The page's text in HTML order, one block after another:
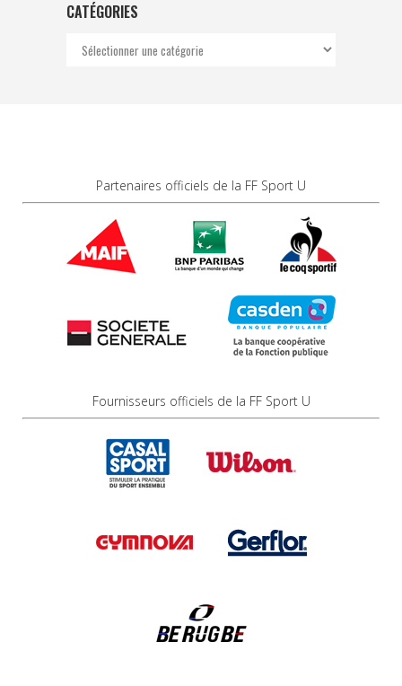
CATÉGORIES
Catégories
Partenaires officiels de la FF Sport U
Fournisseurs officiels de la FF Sport U